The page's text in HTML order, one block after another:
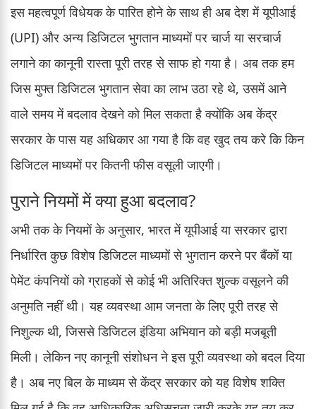
इस महत्वपूर्ण विधेयक के पारित होने के साथ ही अब देश में यूपीआई
(UPI) और अन्य डिजिटल भुगतान माध्यमों पर चार्ज या सरचार्ज
लगाने का कानूनी रास्ता पूरी तरह से साफ हो गया है। अब तक हम
जिस मुफ्त डिजिटल भुगतान सेवा का लाभ उठा रहे थे, उसमें आने
वाले समय में बदलाव देखने को मिल सकता है क्योंकि अब केंद्र
सरकार के पास यह अधिकार आ गया है कि वह खुद तय करे कि किन
डिजिटल माध्यमों पर कितनी फीस वसूली जाएगी।
पुराने नियमों में क्या हुआ बदलाव?
अभी तक के नियमों के अनुसार, भारत में यूपीआई या सरकार द्वारा
निर्धारित कुछ विशेष डिजिटल माध्यमों से भुगतान करने पर बैंकों या
पेमेंट कंपनियों को ग्राहकों से कोई भी अतिरिक्त शुल्क वसूलने की
अनुमति नहीं थी। यह व्यवस्था आम जनता के लिए पूरी तरह से
निशुल्क थी, जिससे डिजिटल इंडिया अभियान को बड़ी मजबूती
मिली। लेकिन नए कानूनी संशोधन ने इस पूरी व्यवस्था को बदल दिया
है। अब नए बिल के माध्यम से केंद्र सरकार को यह विशेष शक्ति